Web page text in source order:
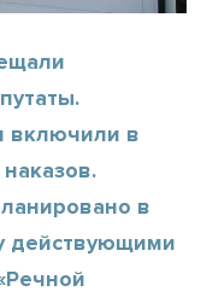
включили в
в
действующими